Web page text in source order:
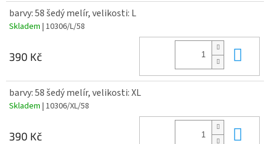
barvy: 58 šedý melír, velikosti: L
Skladem | 10306/L/58
390 Kč
barvy: 58 šedý melír, velikosti: XL
Skladem | 10306/XL/58
390 Kč